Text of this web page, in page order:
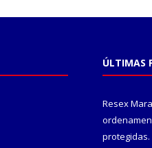
ÚLTIMAS
Resex
protegidas.